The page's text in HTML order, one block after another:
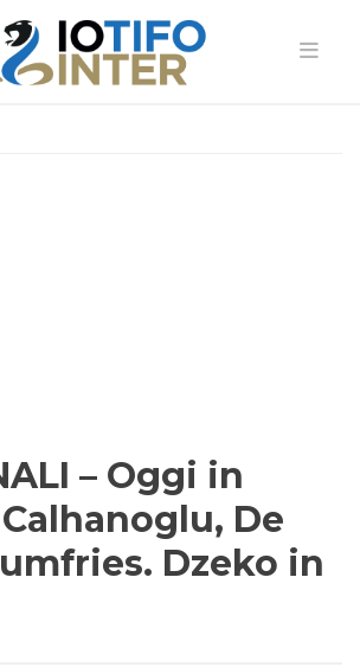
– Oggi in
De
Dzeko in